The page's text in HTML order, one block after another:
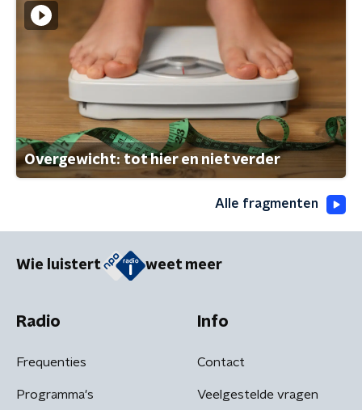
Overgewicht: tot hier en niet verder
Alle fragmenten
Wie luistert weet meer
Radio
Frequenties
Programma's
Info
Contact
Veelgestelde vragen